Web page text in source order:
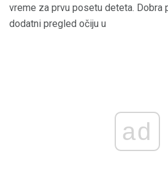
vreme za prvu posetu deteta. Dobra
dodatni pregled očiju u
ad